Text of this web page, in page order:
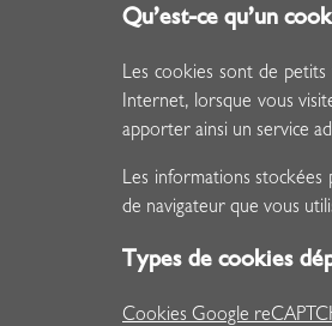
Qu’est-ce qu’un
Les cookies sont de
Internet, lorsque vous
apporter ainsi un service
Les informations stockées
de navigateur que vous
Types de cookies
Cookies Google